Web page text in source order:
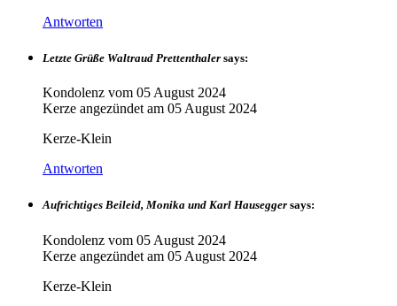
Antworten
Letzte Grüße Waltraud Prettenthaler says:
Kondolenz vom 05 August 2024
Kerze angezündet am 05 August 2024
Kerze-Klein
Antworten
Aufrichtiges Beileid, Monika und Karl Hausegger says:
Kondolenz vom 05 August 2024
Kerze angezündet am 05 August 2024
Kerze-Klein